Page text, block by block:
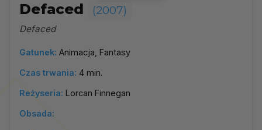
Defaced (2007)
Defaced
Gatunek: Animacja, Fantasy
Czas trwania: 4 min.
Reżyseria: Lorcan Finnegan
Obsada: